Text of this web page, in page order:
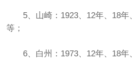
5、山崎：1923、12年、18年
等；
6、白州：1973、12年、18年、